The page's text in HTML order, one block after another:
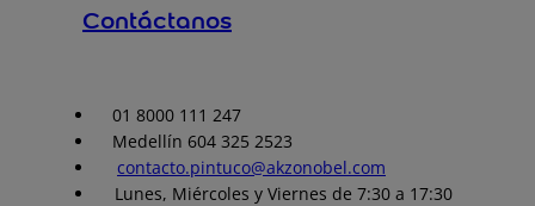
Contáctanos
01 8000 111 247
Medellín 604 325 2523
contacto.pintuco@akzonobel.com
Lunes, Miércoles y Viernes de 7:30 a 17:30